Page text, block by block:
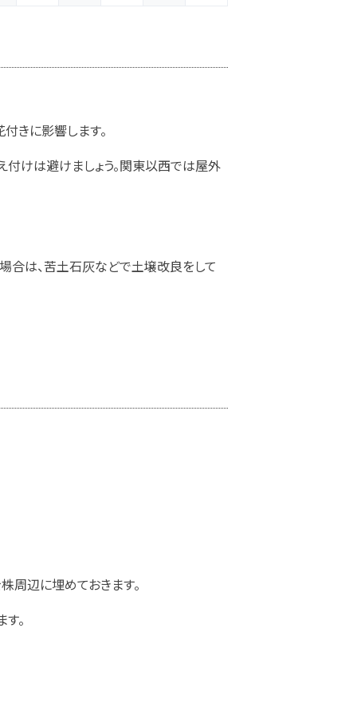
きに影響します。
けは避けましょう。関東以西では屋外
合は、苦土石灰などで土壌改良をして
周辺に埋めておきます。
。